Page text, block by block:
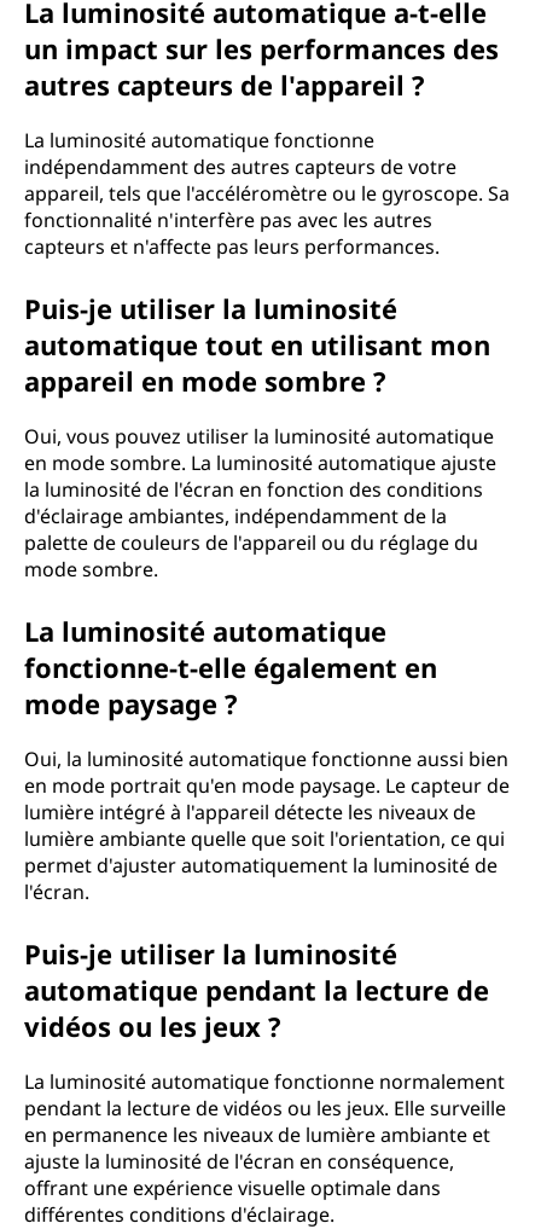
La luminosité automatique a-t-elle
un impact sur les performances des
autres capteurs de l'appareil ?
La luminosité automatique fonctionne
indépendamment des autres capteurs de votre
appareil, tels que l'accéléromètre ou le gyroscope. Sa
fonctionnalité n'interfère pas avec les autres
capteurs et n'affecte pas leurs performances.
Puis-je utiliser la luminosité
automatique tout en utilisant mon
appareil en mode sombre ?
Oui, vous pouvez utiliser la luminosité automatique
en mode sombre. La luminosité automatique ajuste
la luminosité de l'écran en fonction des conditions
d'éclairage ambiantes, indépendamment de la
palette de couleurs de l'appareil ou du réglage du
mode sombre.
La luminosité automatique
fonctionne-t-elle également en
mode paysage ?
Oui, la luminosité automatique fonctionne aussi bien
en mode portrait qu'en mode paysage. Le capteur de
lumière intégré à l'appareil détecte les niveaux de
lumière ambiante quelle que soit l'orientation, ce qui
permet d'ajuster automatiquement la luminosité de
l'écran.
Puis-je utiliser la luminosité
automatique pendant la lecture de
vidéos ou les jeux ?
La luminosité automatique fonctionne normalement
pendant la lecture de vidéos ou les jeux. Elle surveille
en permanence les niveaux de lumière ambiante et
ajuste la luminosité de l'écran en conséquence,
offrant une expérience visuelle optimale dans
différentes conditions d'éclairage.